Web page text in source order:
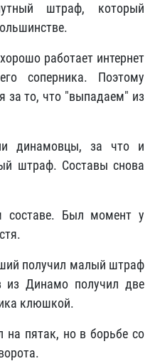
штраф, который
работает интернет
соперника. Поэтому
за то, что "выпадаем" из
динамовцы, за что и
штраф. Составы снова
составе. Был момент у
получил малый штраф
из Динамо получил две
клюшкой.
на пятак, но в борьбе со